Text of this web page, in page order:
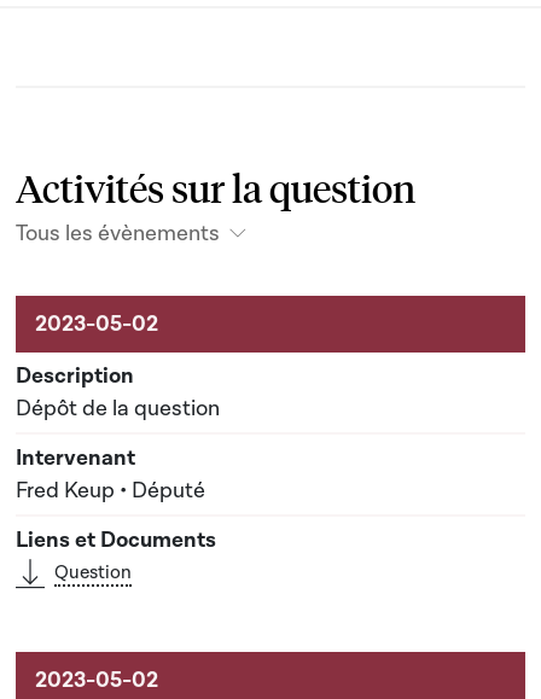
Activités sur la question
Tous les évènements
Activités sur le dossier
Dépôt de la question
Fred Keup • Député
Question